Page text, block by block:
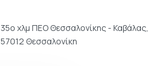
35ο χλμ ΠΕΟ Θεσσαλονίκης - Καβάλας,
57012 Θεσσαλονίκη